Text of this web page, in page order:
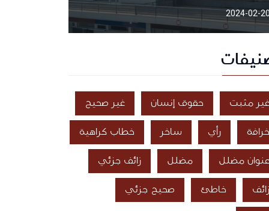
2024-02-
غير مثبت حقوق إنسان غير صحيح
خرافة رأي ساخر خطاب كراهية
عنوان مضلل مضلل زائف جزئي
زائف خاطئ صحيح جزئي